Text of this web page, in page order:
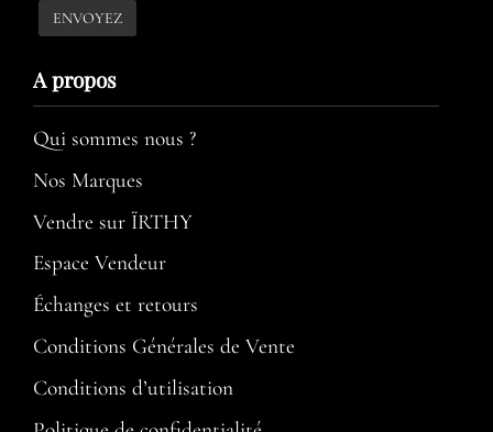
A propos​
Qui sommes nous ?
Nos Marques
Vendre sur ÏRTHY
Espace Vendeur
Échanges et retours
Conditions Générales de Vente
Conditions d’utilisation​